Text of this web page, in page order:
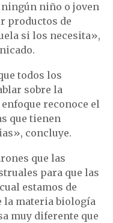
ningún niño o joven
productos de
si los necesita»,
todos los
sobre la
reconoce el
que tienen
concluye.
que las
para que las
estamos de
la materia biología
muy diferente que